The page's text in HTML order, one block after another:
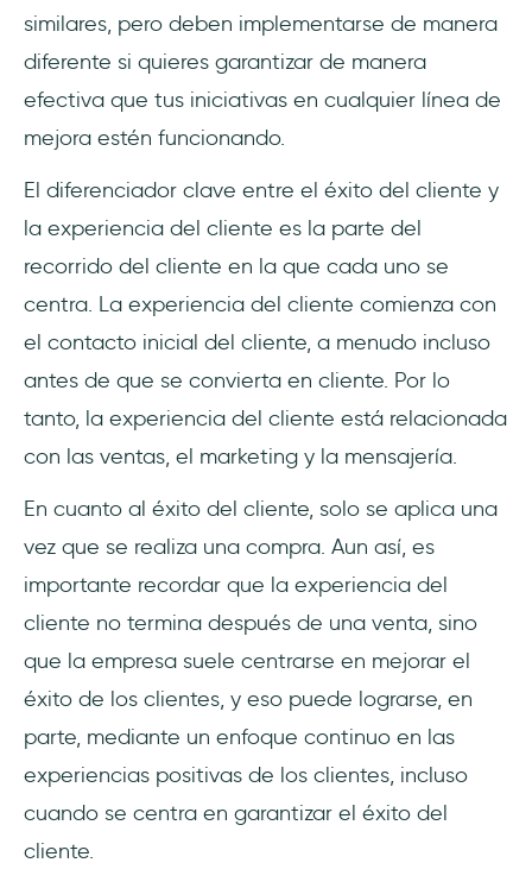
similares, pero deben implementarse de manera
diferente si quieres garantizar de manera
efectiva que tus iniciativas en cualquier línea de
mejora estén funcionando.
El diferenciador clave entre el éxito del cliente y
la experiencia del cliente es la parte del
recorrido del cliente en la que cada uno se
centra. La experiencia del cliente comienza con
el contacto inicial del cliente, a menudo incluso
antes de que se convierta en cliente. Por lo
tanto, la experiencia del cliente está relacionada
con las ventas, el marketing y la mensajería.
En cuanto al éxito del cliente, solo se aplica una
vez que se realiza una compra. Aun así, es
importante recordar que la experiencia del
cliente no termina después de una venta, sino
que la empresa suele centrarse en mejorar el
éxito de los clientes, y eso puede lograrse, en
parte, mediante un enfoque continuo en las
experiencias positivas de los clientes, incluso
cuando se centra en garantizar el éxito del
cliente.